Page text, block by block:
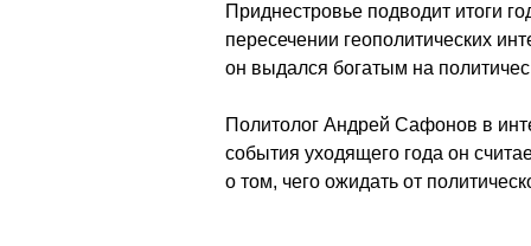
Приднестровье подводит итоги
пересечении геополитических
он выдался богатым на
Политолог Андрей Сафонов в
события уходящего года он
о том, чего ожидать от